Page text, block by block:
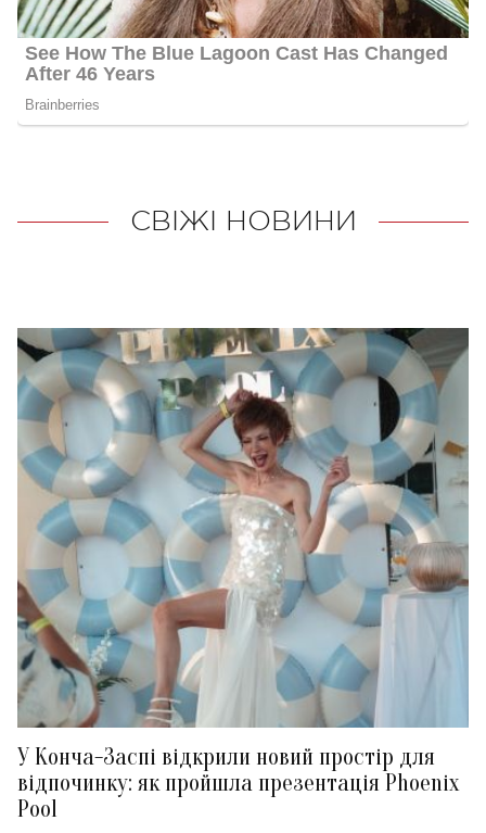
СВІЖІ НОВИНИ
У Конча-Заспі відкрили новий простір для
відпочинку: як пройшла презентація Phoenix
Pool